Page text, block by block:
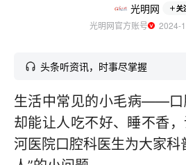
光明网 关
光明网官方账号
头条听资讯，时事尽掌握
生活中常见的小毛病——口
却能让人吃不好、睡不香
河医院口腔科医生为大家科